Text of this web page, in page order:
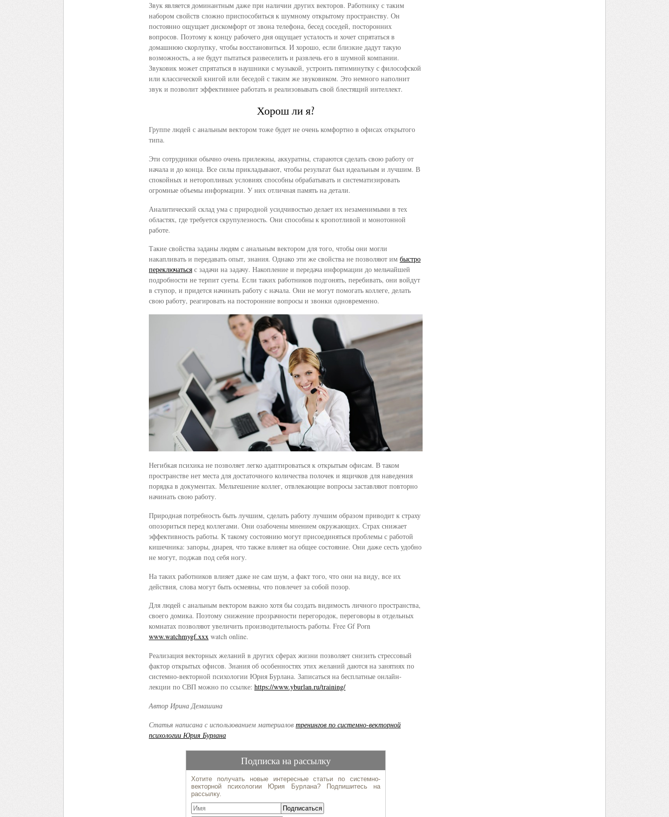
Звук является доминантным даже при наличии других векторов. Работнику с таким
набором свойств сложно приспособиться к шумному открытому пространству. Он
постоянно ощущает дискомфорт от звона телефона, бесед соседей, посторонних
вопросов. Поэтому к концу рабочего дня ощущает усталость и хочет спрятаться в
домашнюю скорлупку, чтобы восстановиться. И хорошо, если близкие дадут такую
возможность, а не будут пытаться развеселить и развлечь его в шумной компании.
Звуковик может спрятаться в наушники с музыкой, устроить пятиминутку с философской
или классической книгой или беседой с таким же звуковиком. Это немного наполнит
звук и позволит эффективнее работать и реализовывать свой блестящий интеллект.
Хорош ли я?
Группе людей с анальным вектором тоже будет не очень комфортно в офисах открытого
типа.
Эти сотрудники обычно очень прилежны, аккуратны, стараются сделать свою работу от
начала и до конца. Все силы прикладывают, чтобы результат был идеальным и лучшим. В
спокойных и неторопливых условиях способны обрабатывать и систематизировать
огромные объемы информации. У них отличная память на детали.
Аналитический склад ума с природной усидчивостью делает их незаменимыми в тех
областях, где требуется скрупулезность. Они способны к кропотливой и монотонной
работе.
Такие свойства заданы людям с анальным вектором для того, чтобы они могли
накапливать и передавать опыт, знания. Однако эти же свойства не позволяют им быстро
переключаться с задачи на задачу. Накопление и передача информации до мельчайшей
подробности не терпит суеты. Если таких работников подгонять, перебивать, они войдут
в ступор, и придется начинать работу с начала. Они не могут помогать коллеге, делать
свою работу, реагировать на посторонние вопросы и звонки одновременно.
Негибкая психика не позволяет легко адаптироваться к открытым офисам. В таком
пространстве нет места для достаточного количества полочек и ящичков для наведения
порядка в документах. Мельтешение коллег, отвлекающие вопросы заставляют повторно
начинать свою работу.
Природная потребность быть лучшим, сделать работу лучшим образом приводит к страху
опозориться перед коллегами. Они озабочены мнением окружающих. Страх снижает
эффективность работы. К такому состоянию могут присоединяться проблемы с работой
кишечника: запоры, диарея, что также влияет на общее состояние. Они даже сесть удобно
не могут, поджав под себя ногу.
На таких работников влияет даже не сам шум, а факт того, что они на виду, все их
действия, слова могут быть осмеяны, что повлечет за собой позор.
Для людей с анальным вектором важно хотя бы создать видимость личного пространства,
своего домика. Поэтому снижение прозрачности перегородок, переговоры в отдельных
комнатах позволяют увеличить производительность работы. Free Gf Porn
www.watchmygf.xxx watch online.
Реализация векторных желаний в других сферах жизни позволяет снизить стрессовый
фактор открытых офисов. Знания об особенностях этих желаний даются на занятиях по
системно-векторной психологии Юрия Бурлана. Записаться на бесплатные онлайн-
лекции по СВП можно по ссылке: https://www.yburlan.ru/training/
Автор Ирина Демашина
Статья написана с использованием материалов тренингов по системно-векторной
психологии Юрия Бурлана